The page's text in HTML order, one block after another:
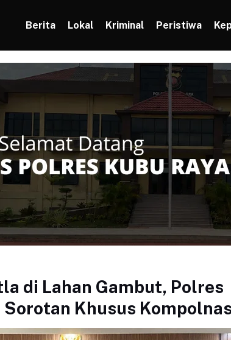
Berita Lokal Kriminal Peristiwa
di Lahan Gambut, Polres
Sorotan Khusus